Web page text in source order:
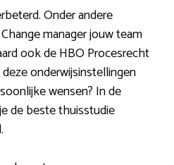
Onder andere
manager jouw team
ook de HBO Procesrecht
onderwijsinstellingen
wensen? In de
de beste thuisstudie